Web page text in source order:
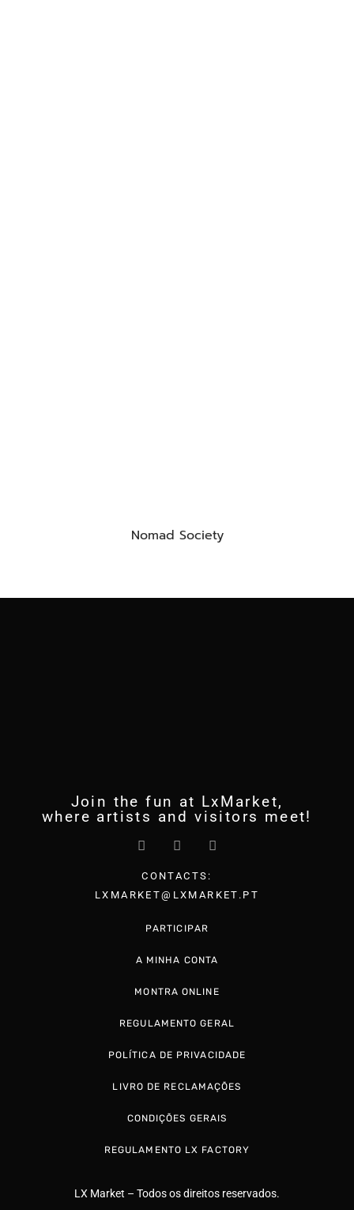
Nomad Society
Join the fun at LxMarket,
where artists and visitors meet!
CONTACTS:
LXMARKET@LXMARKET.PT
POLÍTICA DE PRIVACIDADE
LIVRO DE RECLAMAÇÕES
CONDIÇÕES GERAIS
REGULAMENTO LX FACTORY
PARTICIPAR
A MINHA CONTA
MONTRA ONLINE
REGULAMENTO GERAL
LX Market – Todos os direitos reservados.